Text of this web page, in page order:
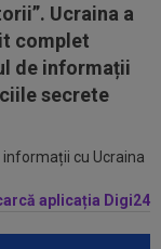
Ucraina a
complet
de informații
secrete
cu Ucraina
aplicația Digi24
ia...
de Real
în direct la